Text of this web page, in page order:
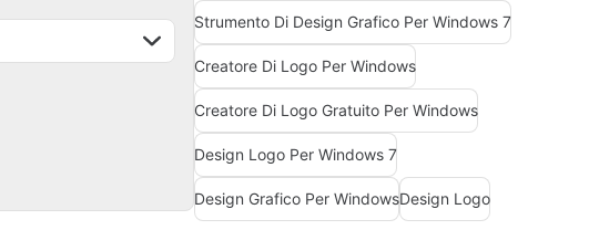
Strumento Di Design Grafico Per Windows 7
Creatore Di Logo Per Windows
Creatore Di Logo Gratuito Per Windows
Design Logo Per Windows 7
Design Grafico Per WindowsDesign Logo